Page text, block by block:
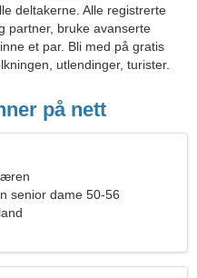
deltakerne. Alle registrerte
partner, bruke avanserte
et par. Bli med på gratis
utlendinger, turister.
på nett
senior dame 50-56